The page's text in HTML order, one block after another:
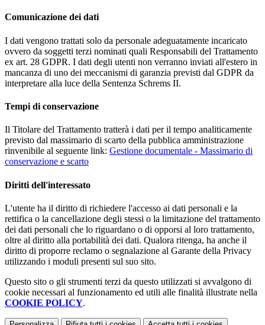
Comunicazione dei dati
I dati vengono trattati solo da personale adeguatamente incaricato
ovvero da soggetti terzi nominati quali Responsabili del Trattamento
ex art. 28 GDPR. I dati degli utenti non verranno inviati all'estero in
mancanza di uno dei meccanismi di garanzia previsti dal GDPR da
interpretare alla luce della Sentenza Schrems II.
Tempi di conservazione
Il Titolare del Trattamento tratterà i dati per il tempo analiticamente
previsto dal massimario di scarto della pubblica amministrazione
rinvenibile al seguente link: Gestione documentale - Massimario di
conservazione e scarto
Diritti dell'interessato
L'utente ha il diritto di richiedere l'accesso ai dati personali e la
rettifica o la cancellazione degli stessi o la limitazione del trattamento
dei dati personali che lo riguardano o di opporsi al loro trattamento,
oltre al diritto alla portabilità dei dati. Qualora ritenga, ha anche il
diritto di proporre reclamo o segnalazione al Garante della Privacy
utilizzando i moduli presenti sul suo sito.
Questo sito o gli strumenti terzi da questo utilizzati si avvalgono di
cookie necessari al funzionamento ed utili alle finalità illustrate nella
COOKIE POLICY.